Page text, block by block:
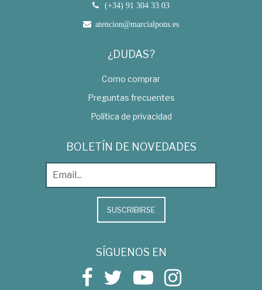
(+34) 91 304 33 03
atencion@marcialpons.es
¿DUDAS?
Como comprar
Preguntas frecuentes
Política de privacidad
BOLETÍN DE NOVEDADES
SUSCRIBIRSE
SÍGUENOS EN